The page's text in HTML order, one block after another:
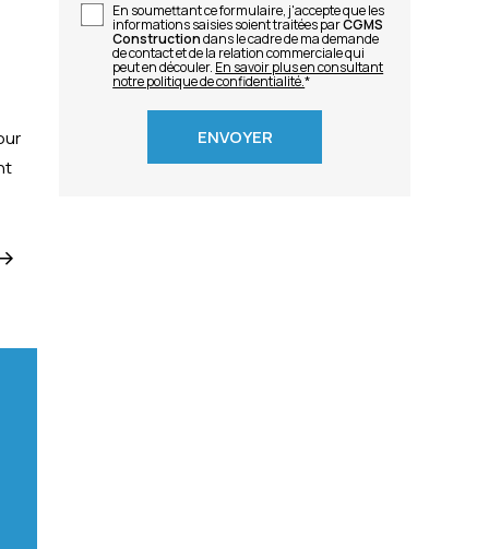
En soumettant ce formulaire, j'accepte que les
informations saisies soient traitées parCGMS
Constructiondans le cadre de ma demande
de contact et de la relation commerciale qui
peut en découler. En savoir plus en consultant
notre politique de confidentialité.*